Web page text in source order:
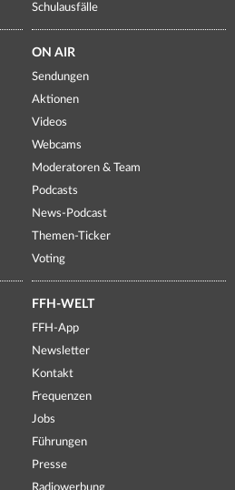
Schulausfälle
ON AIR
Sendungen
Aktionen
Videos
Webcams
Moderatoren & Team
Podcasts
News-Podcast
Themen-Ticker
Voting
FFH-WELT
FFH-App
Newsletter
Kontakt
Frequenzen
Jobs
Führungen
Presse
Radiowerbung